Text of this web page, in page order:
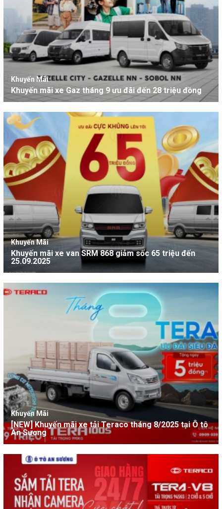
Khuyến Mãi
Khuyến mãi xe Gaz tháng 9 ưu đãi đến 28 triệu đồng
Khuyến Mãi
Khuyến mãi xe van SRM 868 giảm sốc 65 triệu đến
25.09.2025
Khuyến Mãi
[NEW] Khuyến mãi xe tải Teraco tháng 8/2025 tại Ô tô
An Sương